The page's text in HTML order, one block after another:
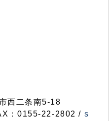
西二条南5-18
：0155-22-2802 / s